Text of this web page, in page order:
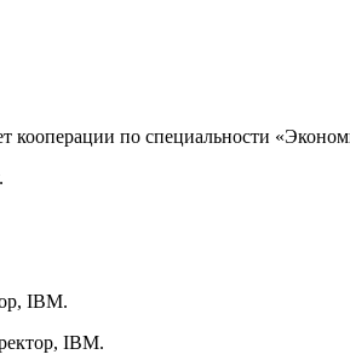
кооперации по специальности
IBM.
IBM.